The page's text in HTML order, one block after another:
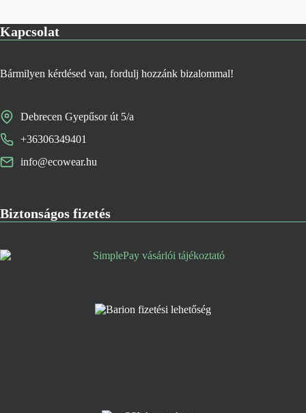
Kapcsolat
Bármilyen kérdésed van, fordulj hozzánk bizalommal!
Debrecen Gyepűsor út 5/a
+36306349401
info@ecowear.hu
Biztonságos fizetés